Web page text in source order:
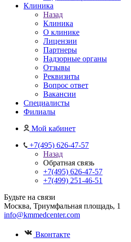
Клиника
Назад
Клиника
О клинике
Лицензии
Партнеры
Надзорные органы
Отзывы
Реквизиты
Вопрос ответ
Вакансии
Специалисты
Филиалы
Мой кабинет
+7(495) 626-47-57
Назад
Обратная связь
+7(495) 626-47-57
+7(499) 251-46-51
Будьте на связи
Москва, Триумфальная площадь, 1
info@kmmedcenter.com
Вконтакте